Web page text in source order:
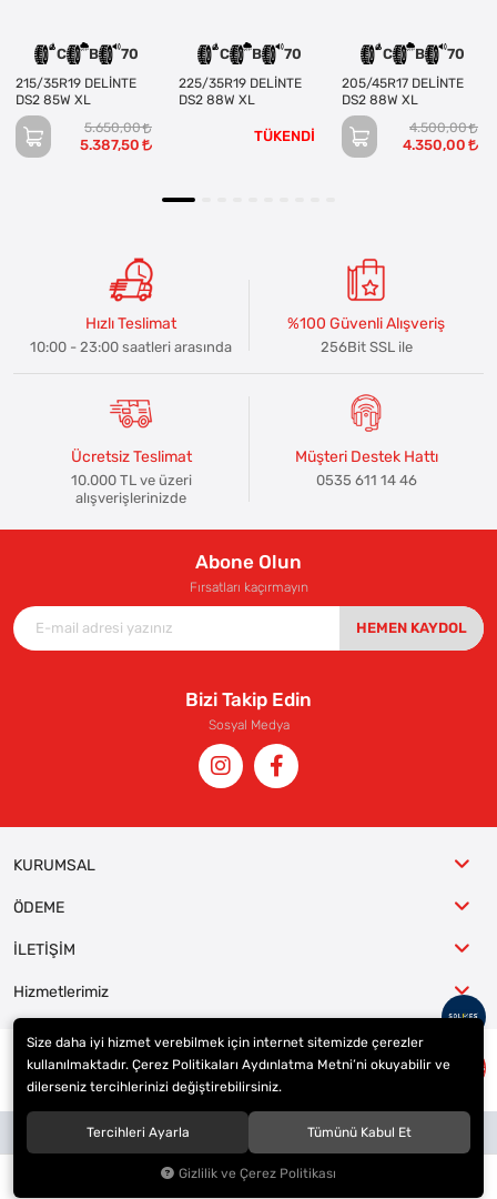
C B 70
215/35R19 DELİNTE
DS2 85W XL
5.650,00
5.387,50
C B 70
225/35R19 DELİNTE
DS2 88W XL
TÜKENDİ
C B 70
205/45R17 DELİNTE
DS2 88W XL
4.500,00
4.350,00
Hızlı Teslimat
10:00 - 23:00 saatleri arasında
%100 Güvenli Alışveriş
256Bit SSL ile
Ücretsiz Teslimat
10.000 TL ve üzeri
alışverişlerinizde
Müşteri Destek Hattı
0535 611 14 46
Abone Olun
Fırsatları kaçırmayın
HEMEN KAYDOL
Bizi Takip Edin
Sosyal Medya
KURUMSAL
ÖDEME
İLETİŞİM
Hizmetlerimiz
© 2023ER-LAS Oto Jant ve Lastik - Yunus ULAŞ
Site tasarımı tarafımızdan yapılmıştır.
Size daha iyi hizmet verebilmek için internet sitemizde çerezler
kullanılmaktadır. Çerez Politikaları Aydınlatma Metni’ni okuyabilir ve
dilerseniz tercihlerinizi değiştirebilirsiniz.
Tercihleri Ayarla Tümünü Kabul Et
Gizlilik ve Çerez Politikası